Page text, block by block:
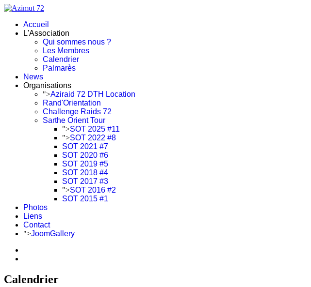
Accueil
L'Association
Qui sommes nous ?
Les Membres
Calendrier
Palmarès
News
Organisations
">Aziraid 72 DTH Location
Rand'Orientation
Challenge Raids 72
Sarthe Orient Tour
">SOT 2025 #11
">SOT 2022 #8
SOT 2021 #7
SOT 2020 #6
SOT 2019 #5
SOT 2018 #4
SOT 2017 #3
">SOT 2016 #2
SOT 2015 #1
Photos
Liens
Contact
">JoomGallery
Calendrier